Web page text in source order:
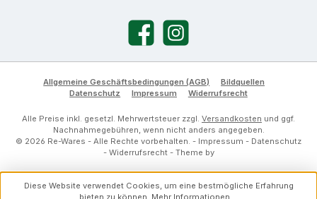
FacebookInstagram
Allgemeine Geschäftsbedingungen (AGB)
Bildquellen
Datenschutz
Impressum Widerrufsrecht
Alle Preise inkl. gesetzl. Mehrwertsteuer zzgl. Versandkosten und ggf.
Nachnahmegebühren, wenn nicht anders angegeben.
© 2026 Re-Wares - Alle Rechte vorbehalten. - Impressum - Datenschutz
- Widerrufsrecht- Theme by
Diese Website verwendet Cookies, um eine bestmögliche Erfahrung
bieten zu können. Mehr Informationen ...